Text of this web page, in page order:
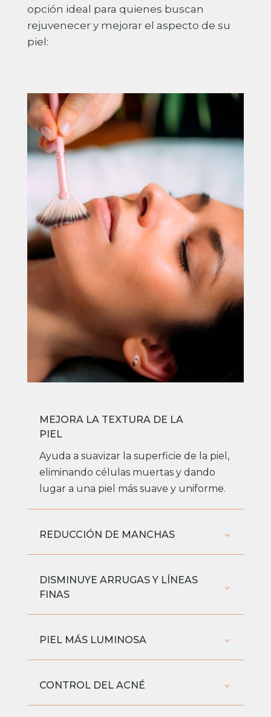
opción ideal para quienes buscan
rejuvenecer y mejorar el aspecto de su
piel:
MEJORA LA TEXTURA DE LA
PIEL
Ayuda a suavizar la superficie de la piel,
eliminando células muertas y dando
lugar a una piel más suave y uniforme.
REDUCCIÓN DE MANCHAS
DISMINUYE ARRUGAS Y LÍNEAS
FINAS
PIEL MÁS LUMINOSA
CONTROL DEL ACNÉ